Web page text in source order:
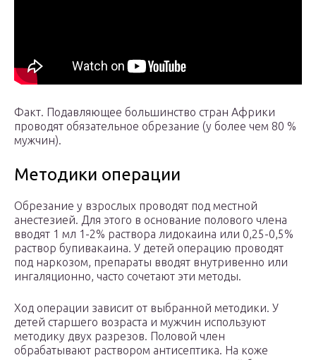
Факт. Подавляющее большинство стран Африки
проводят обязательное обрезание (у более чем 80 %
мужчин).
Методики операции
Обрезание у взрослых проводят под местной
анестезией. Для этого в основание полового члена
вводят 1 мл 1-2% раствора лидокаина или 0,25-0,5%
раствор бупивакаина. У детей операцию проводят
под наркозом, препараты вводят внутривенно или
ингаляционно, часто сочетают эти методы.
Ход операции зависит от выбранной методики. У
детей старшего возраста и мужчин используют
методику двух разрезов. Половой член
обрабатывают раствором антисептика. На коже